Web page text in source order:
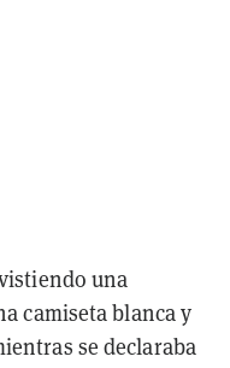
una
camiseta blanca y
se declaraba